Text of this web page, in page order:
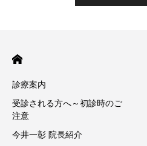
診療案内
受診される方へ～初診時のご
注意
今井一彰 院長紹介